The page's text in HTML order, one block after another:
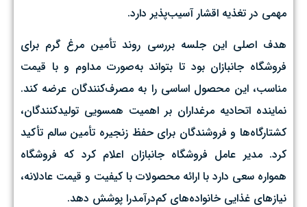
مهمی در تغذیه اقشار آسیب‌پذیر دارد.
هدف اصلی این جلسه بررسی روند تأمین مرغ گرم برای
فروشگاه جانبازان بود تا بتواند به‌صورت مداوم و با قیمت
مناسب، این محصول اساسی را به مصرف‌کنندگان عرضه کند.
نماینده اتحادیه مرغداران بر اهمیت همسویی تولیدکنندگان،
کشتارگاه‌ها و فروشندگان برای حفظ زنجیره تأمین سالم تأکید
کرد. مدیر عامل فروشگاه جانبازان اعلام کرد که فروشگاه
همواره سعی دارد با ارائه محصولات با کیفیت و قیمت عادلانه،
نیازهای غذایی خانواده‌های کم‌درآمدرا پوشش دهد.